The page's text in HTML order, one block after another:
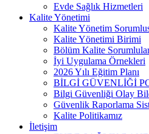
Evde Sağlık Hizmetleri
Kalite Yönetimi
Kalite Yönetim
Kalite Yönetimi Birimi
Bölüm Kalite
İyi Uygulama Örnekleri
2026 Yılı Eğitim Planı
BİLGİ GÜVENLİĞİ
Bilgi Güvenliği Olay
Güvenlik Raporlama
Kalite Politikamız
İletişim